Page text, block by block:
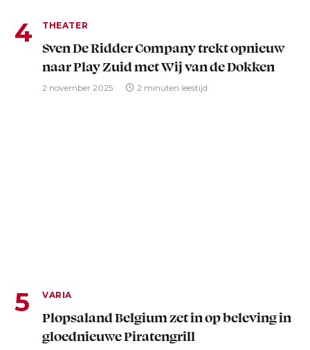
THEATER
Sven De Ridder Company trekt opnieuw
naar Play Zuid met Wij van de Dokken
2 november 2025 2 minuten leestijd
VARIA
Plopsaland Belgium zet in op beleving in
gloednieuwe Piratengrill